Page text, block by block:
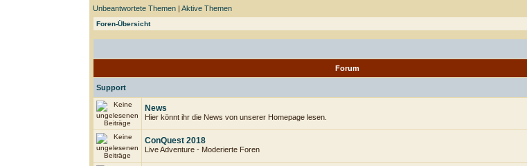
Unbeantwortete Themen |Aktive Themen
Foren-Übersicht
Forum
Support
News
Hier könnt ihr die News von unserer Homepage lesen.
ConQuest 2018
Live Adventure - Moderierte Foren